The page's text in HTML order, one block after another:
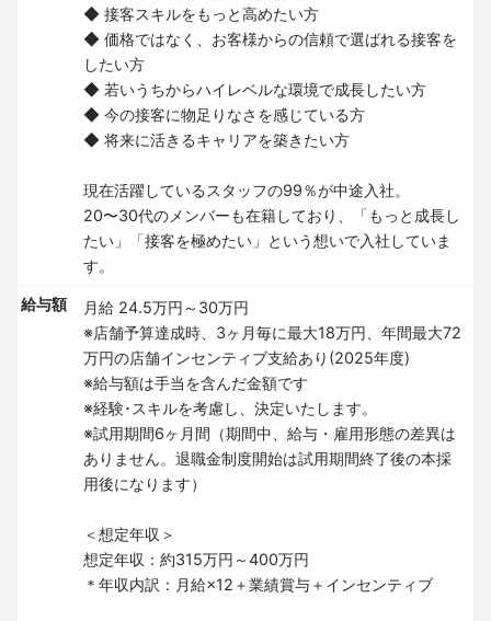
◆ 接客スキルをもっと高めたい方
◆ 価格ではなく、お客様からの信頼で選ばれる接客を
したい方
◆ 若いうちからハイレベルな環境で成長したい方
◆ 今の接客に物足りなさを感じている方
◆ 将来に活きるキャリアを築きたい方
現在活躍しているスタッフの99％が中途入社。
20〜30代のメンバーも在籍しており、「もっと成長し
たい」「接客を極めたい」という想いで入社していま
す。
給与額
月給 24.5万円～30万円
※店舗予算達成時、3ヶ月毎に最大18万円、年間最大72
万円の店舗インセンティブ支給あり(2025年度)
※給与額は手当を含んだ金額です
※経験･スキルを考慮し、決定いたします。
※試用期間6ヶ月間（期間中、給与・雇用形態の差異は
ありません。退職金制度開始は試用期間終了後の本採
用後になります）
＜想定年収＞
想定年収：約315万円～400万円
＊年収内訳：月給×12＋業績賞与＋インセンティブ